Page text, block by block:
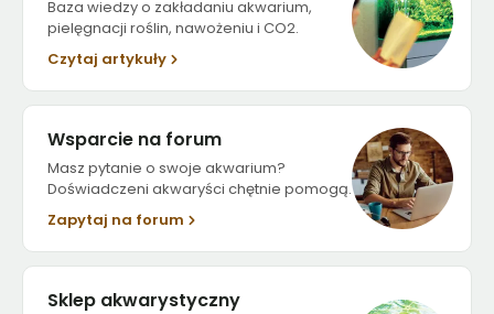
Baza wiedzy o zakładaniu akwarium,
pielęgnacji roślin, nawożeniu i CO2.
Czytaj artykuły
Wsparcie na forum
Masz pytanie o swoje akwarium?
Doświadczeni akwaryści chętnie pomogą.
Zapytaj na forum
Sklep akwarystyczny